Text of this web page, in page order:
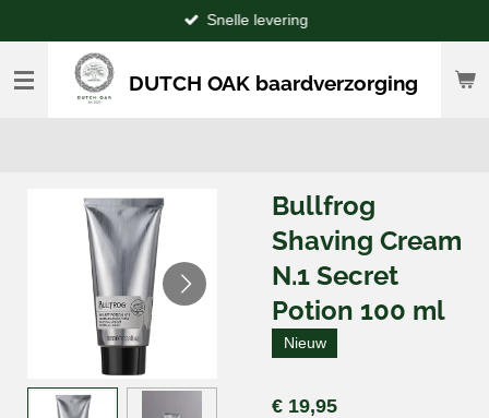
direct
naar
hoofdinhoud
DUTCH OAK baardverzorging
Snelle levering
Bullfrog
Shaving Cream
N.1 Secret
Potion 100 ml
Nieuw
€ 19,95